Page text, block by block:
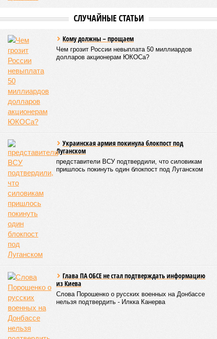
СЛУЧАЙНЫЕ СТАТЬИ
Кому должны – прощаем
Чем грозит России невыплата 50 миллиардов
долларов акционерам ЮКОСа?
Украинская армия покинула блокпост под
Луганском
представители ВСУ подтвердили, что силовикам
пришлось покинуть один блокпост под Луганском
Глава ПА ОБСЕ не стал подтверждать информацию
из Киева
Слова Порошенко о русских военных на Донбассе
нельзя подтвердить - Илкка Канерва